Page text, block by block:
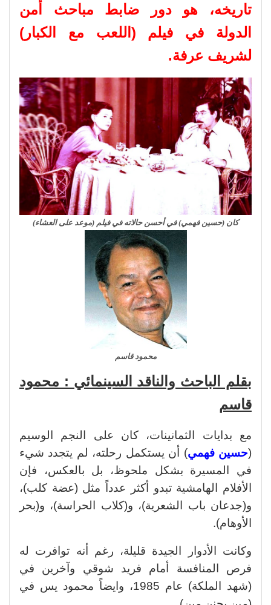
تاريخه، هو دور ضابط مباحث أمن
الدولة في فيلم (اللعب مع الكبار)
لشريف عرفة.
كان (حسين فهمي) في أحسن حالاته في فيلم (موعد على العشاء)
محمود قاسم
بقلم الباحث والناقد السينمائي : محمود
قاسم
مع بدايات الثمانينات، كان على النجم الوسيم
(حسين فهمي) أن يستكمل رحلته، لم يتجدد شيء
في المسيرة بشكل ملحوظ، بل بالعكس، فإن
الأفلام الهامشية تبدو أكثر عدداً مثل (عضة كلب)،
و(جدعان باب الشعرية)، و(كلاب الحراسة)، و(بحر
الأوهام).
وكانت الأدوار الجيدة قليلة، رغم أنه توافرت له
فرص المنافسة أمام فريد شوقي وآخرين في
(شهد الملكة) عام 1985، وايضاً محمود يس في